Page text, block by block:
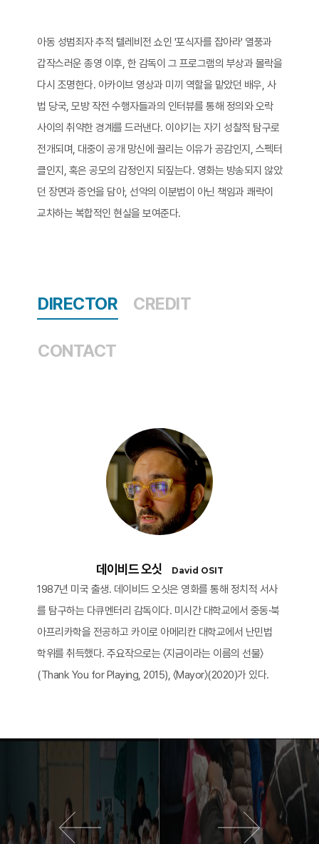
아동 성범죄자 추적 텔레비전 쇼인 '포식자를 잡아라' 열풍과
갑작스러운 종영 이후, 한 감독이 그 프로그램의 부상과 몰락을
다시 조명한다. 아카이브 영상과 미끼 역할을 맡았던 배우, 사
법 당국, 모방 작전 수행자들과의 인터뷰를 통해 정의와 오락
사이의 취약한 경계를 드러낸다. 이야기는 자기 성찰적 탐구로
전개되며, 대중이 공개 망신에 끌리는 이유가 공감인지, 스펙터
클인지, 혹은 공모의 감정인지 되짚는다. 영화는 방송되지 않았
던 장면과 증언을 담아, 선악의 이분법이 아닌 책임과 쾌락이
교차하는 복합적인 현실을 보여준다.​
DIRECTOR CREDIT
CONTACT
데이비드 오싯 David OSIT
1987년 미국 출생. 데이비드 오싯은 영화를 통해 정치적 서사
를 탐구하는 다큐멘터리 감독이다. 미시간 대학교에서 중동·북
아프리카학을 전공하고 카이로 아메리칸 대학교에서 난민법
학위를 취득했다. 주요작으로는 〈지금이라는 이름의 선물〉
(Thank You for Playing, 2015), 〈Mayor〉(2020)가 있다.
이전 영화 다음 영화